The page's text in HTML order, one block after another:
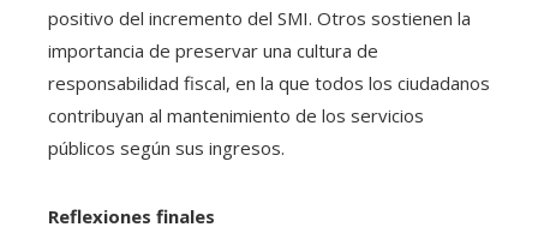
positivo del incremento del SMI. Otros sostienen la
importancia de preservar una cultura de
responsabilidad fiscal, en la que todos los ciudadanos
contribuyan al mantenimiento de los servicios
públicos según sus ingresos.
Reflexiones finales